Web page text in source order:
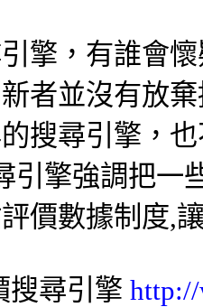
擎 ，有誰會
者並沒有放
搜尋引擎 ，
引擎強調把一
價數據制度,
搜尋引擎